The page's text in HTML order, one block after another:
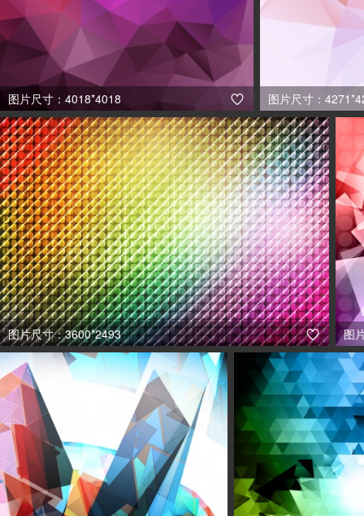
图片尺寸：4018*4018  图片尺寸：
图片尺寸：3600*2493  图